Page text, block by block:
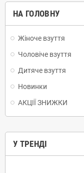
НА ГОЛОВНУ
Жіноче взуття
Чоловіче взуття
Дитяче взуття
Новинки
АКЦІЇ ЗНИЖКИ
У ТРЕНДІ